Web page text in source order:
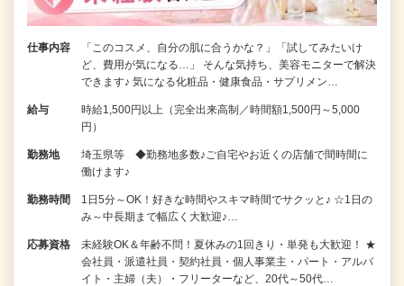
仕事内容
「このコスメ、自分の肌に合うかな？」「試してみたいけ
ど、費用が気になる…」 そんな気持ち、美容モニターで解決
できます♪ 気になる化粧品・健康食品・サプリメン…
給与
時給1,500円以上（完全出来高制／時間額1,500円～5,000
円）
勤務地
埼玉県等 ◆勤務地多数♪ご自宅やお近くの店舗で間時間に
働けます♪
勤務時間
1日5分～OK！好きな時間やスキマ時間でサクッと♪ ☆1日の
み～中長期まで幅広く大歓迎♪…
応募資格
未経験OK＆年齢不問！夏休みの1回きり・単発も大歓迎！ ★
会社員・派遣社員・契約社員・個人事業主・パート・アルバ
イト・主婦（夫）・フリーターなど、20代～50代…